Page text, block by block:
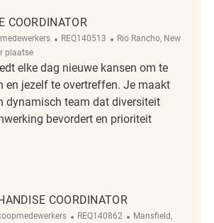
COORDINATOR
ReqId
REQ140513 Plaats
Rio Rancho, New
plaatse
elke dag nieuwe kansen om te
en jezelf te overtreffen. Je maakt
dynamisch team dat diversiteit
bevordert en prioriteit
Coordinator REQ140513
COORDINATOR
ReqId
REQ140862 Plaats
Mansfield,